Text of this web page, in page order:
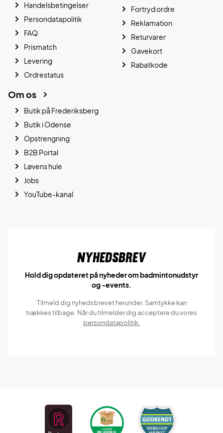
Handelsbetingelser
Persondatapolitik
FAQ
Prismatch
Levering
Ordrestatus
Fortryd ordre
Reklamation
Returvarer
Gavekort
Rabatkode
Om os
Butik på Frederiksberg
Butik i Odense
Opstrengning
B2B Portal
Løvens hule
Jobs
YouTube-kanal
Nyhedsbrev
Hold dig opdateret på nyheder om badmintonudstyr
og -events.
Tilmeld dig nyhedsbrevet herunder. Samtykke kan
trækkes tilbage. Når du tilmelder dig acceptere du vores
persondatapolitik.